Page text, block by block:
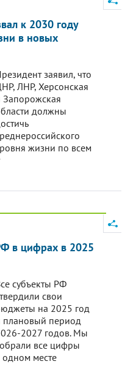
к 2030 году
в новых
заявил, что
ЛНР, Херсонская
Запорожская
должны
жизни по всем
в цифрах в 2025
субъекты РФ
свои
на 2025 год
плановый период
2027 годов. Мы
все цифры
одном месте